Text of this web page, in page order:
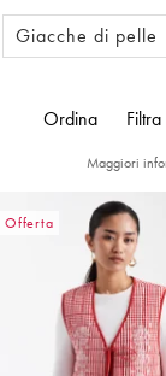
Giacche di pelle
Ordina Filtra
Maggiori
Offerta